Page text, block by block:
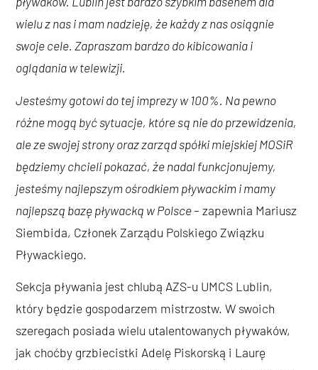
wielu z nas i mam nadzieję, że każdy z nas osiągnie
swoje cele. Zapraszam bardzo do kibicowania i
oglądania w telewizji.
Jesteśmy gotowi do tej imprezy w 100%. Na pewno
różne mogą być sytuacje, które są nie do przewidzenia,
ale ze swojej strony oraz zarząd spółki miejskiej MOSiR
będziemy chcieli pokazać, że nadal funkcjonujemy,
jesteśmy najlepszym ośrodkiem pływackim i mamy
najlepszą bazę pływacką w Polsce– zapewnia Mariusz
Siembida, Członek Zarządu Polskiego Związku
Pływackiego.
Sekcja pływania jest chlubą AZS-u UMCS Lublin,
który będzie gospodarzem mistrzostw. W swoich
szeregach posiada wielu utalentowanych pływaków,
jak choćby grzbiecistki Adelę Piskorską i Laurę